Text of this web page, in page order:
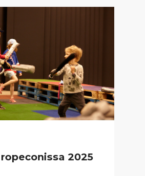
2025